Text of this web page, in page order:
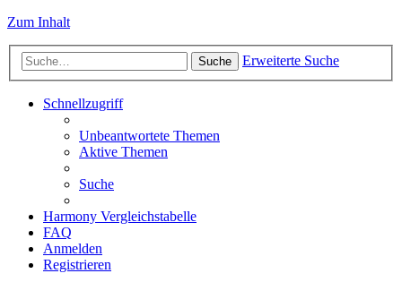
Zum Inhalt
Suche Erweiterte Suche
Schnellzugriff
Unbeantwortete Themen
Aktive Themen
Suche
Harmony Vergleichstabelle
FAQ
Anmelden
Registrieren